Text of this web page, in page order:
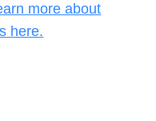
more about
here.